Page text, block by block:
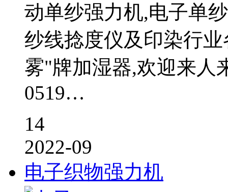
动单纱强力机,电子单
纱线捻度仪及印染行
雾"牌加湿器,欢迎来人
0519…
14
2022-09
电子织物强力机